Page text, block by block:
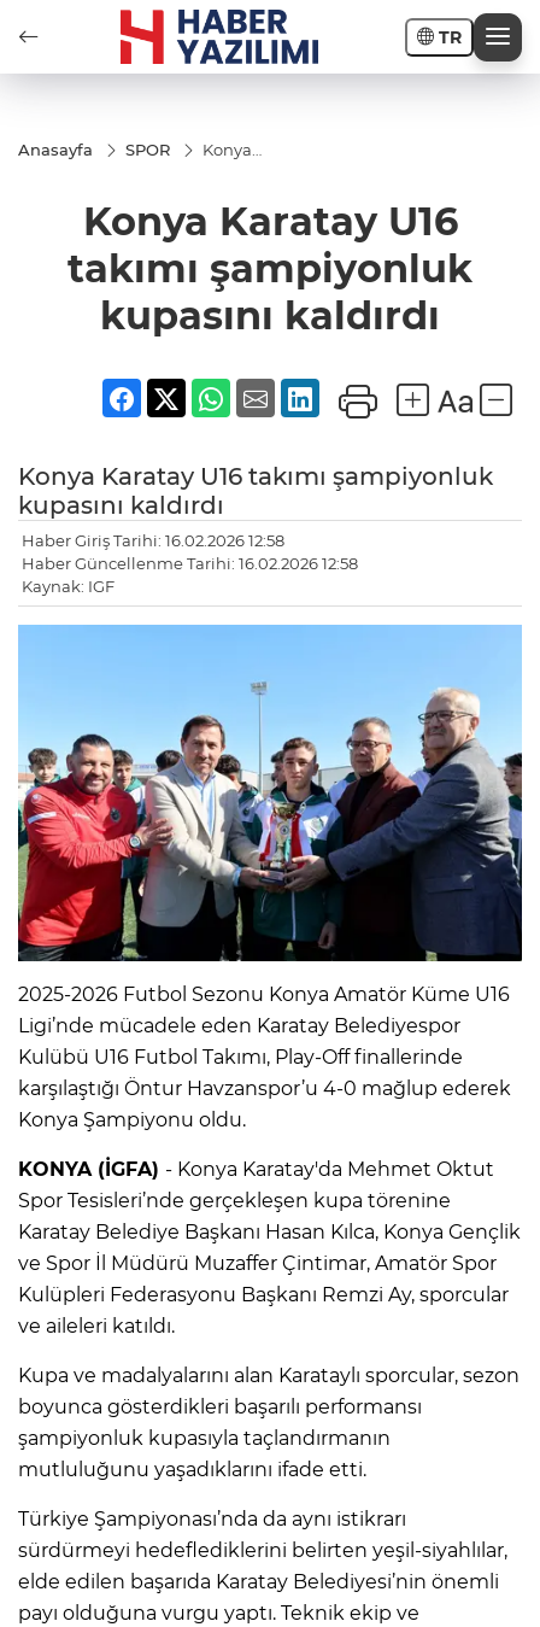
TR
Anasayfa SPOR
Konya
şampiyonluk
kupasını
Konya Karatay U16
takımı şampiyonluk
kupasını kaldırdı
Konya Karatay U16 takımı şampiyonluk
kupasını kaldırdı
Haber Giriş Tarihi: 16.02.2026 12:58
Haber Güncellenme Tarihi: 16.02.2026 12:58
Kaynak: IGF
2025-2026 Futbol Sezonu Konya Amatör Küme U16
Ligi’nde mücadele eden Karatay Belediyespor
Kulübü U16 Futbol Takımı, Play-Off finallerinde
karşılaştığı Öntur Havzanspor’u 4-0 mağlup ederek
Konya Şampiyonu oldu.
KONYA (İGFA) - Konya Karatay'da Mehmet Oktut
Spor Tesisleri’nde gerçekleşen kupa törenine
Karatay Belediye Başkanı Hasan Kılca, Konya Gençlik
ve Spor İl Müdürü Muzaffer Çintimar, Amatör Spor
Kulüpleri Federasyonu Başkanı Remzi Ay, sporcular
ve aileleri katıldı.
Kupa ve madalyalarını alan Karataylı sporcular, sezon
boyunca gösterdikleri başarılı performansı
şampiyonluk kupasıyla taçlandırmanın
mutluluğunu yaşadıklarını ifade etti.
Türkiye Şampiyonası’nda da aynı istikrarı
sürdürmeyi hedeflediklerini belirten yeşil-siyahlılar,
elde edilen başarıda Karatay Belediyesi’nin önemli
payı olduğuna vurgu yaptı. Teknik ekip ve